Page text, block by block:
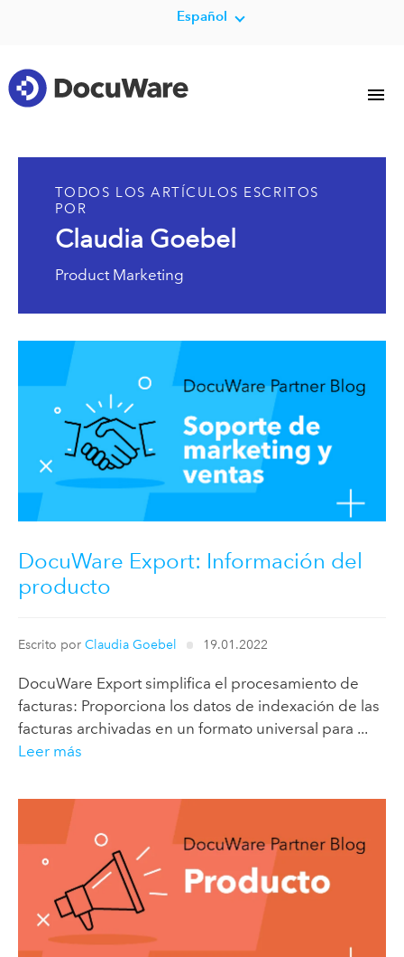
Español
TODOS LOS ARTÍCULOS ESCRITOS
POR
Claudia Goebel
Product Marketing
DocuWare Export: Información del
producto
Escrito por Claudia Goebel 19.01.2022
DocuWare Export simplifica el procesamiento de
facturas: Proporciona los datos de indexación de las
facturas archivadas en un formato universal para ...
Leer más